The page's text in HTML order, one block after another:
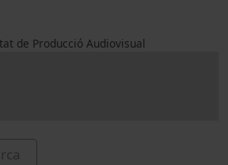
de Producció Audiovisual